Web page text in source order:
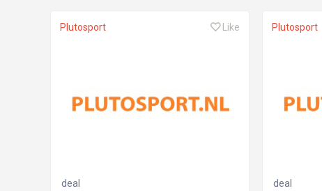
Plutosport Like
deal
Plutosport
deal